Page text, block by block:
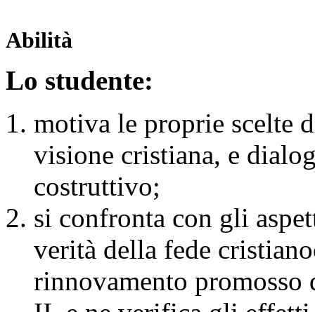
Abilità
Lo studente:
motiva le proprie scelte
visione cristiana, e
costruttivo;
si confronta con gli
verità della fede
rinnovamento